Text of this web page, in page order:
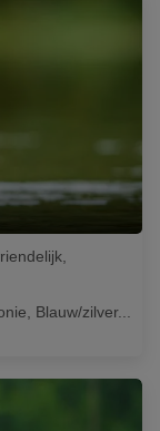
Blauw/zilver...